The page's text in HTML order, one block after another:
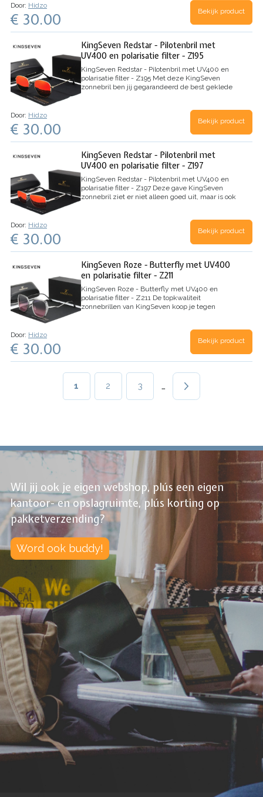
Alle KingSeven zonnebrillen bieden volledige
bescherming tegen schadelijke UV-straling,
Door: Hidzo
€ 30.00 Bekijk product
KingSeven Redstar - Pilotenbril met
UV400 en polarisatie filter - Z195
KingSeven Redstar - Pilotenbril met UV400 en
polarisatie filter - Z195 Met deze KingSeven
zonnebril ben jij gegarandeerd de best geklede
zonnebrillen, 100% bescherming tegen UV-…
Door: Hidzo
€ 30.00 Bekijk product
KingSeven Redstar - Pilotenbril met
UV400 en polarisatie filter - Z197
KingSeven Redstar - Pilotenbril met UV400 en
polarisatie filter - Z197 Deze gave KingSeven
zonnebril ziet er niet alleen goed uit, maar is ook
Door: Hidzo
€ 30.00 Bekijk product
KingSeven Roze - Butterfly met UV400
en polarisatie filter - Z211
KingSeven Roze - Butterfly met UV400 en
polarisatie filter - Z211 De topkwaliteit
zonnebrillen van KingSeven koop je tegen
en schadelijke UV-straling. Daarnaast zijn die…
Door: Hidzo
€ 30.00 Bekijk product
Huidige
1 Page
2 Page
3 …
Wil jij ook je eigen webshop, plús een eigen
kantoor- en opslagruimte, plús korting op
pakketverzending?
Word ook buddy!